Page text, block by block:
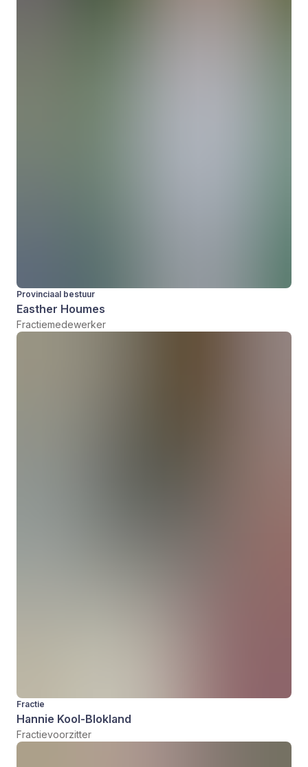
Provinciaal bestuur
Easther Houmes
Fractiemedewerker
Fractie
Hannie Kool-Blokland
Fractievoorzitter